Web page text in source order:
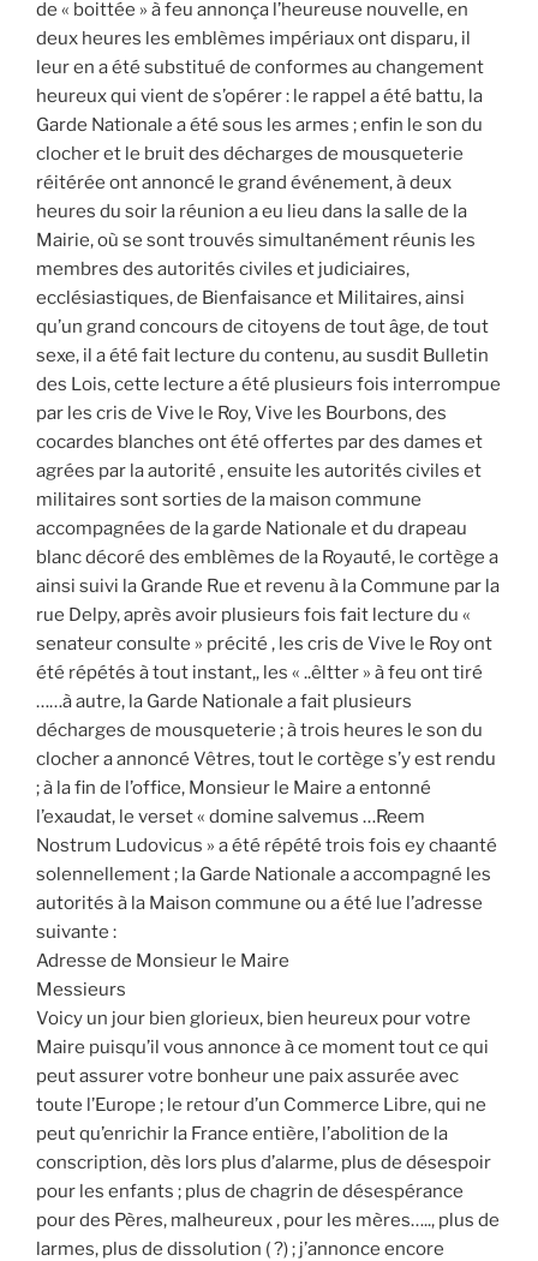
de « boittée » à feu annonça l’heureuse nouvelle, en
deux heures les emblèmes impériaux ont disparu, il
leur en a été substitué de conformes au changement
heureux qui vient de s’opérer : le rappel a été battu, la
Garde Nationale a été sous les armes ; enfin le son du
clocher et le bruit des décharges de mousqueterie
réitérée ont annoncé le grand événement, à deux
heures du soir la réunion a eu lieu dans la salle de la
Mairie, où se sont trouvés simultanément réunis les
membres des autorités civiles et judiciaires,
ecclésiastiques, de Bienfaisance et Militaires, ainsi
qu’un grand concours de citoyens de tout âge, de tout
sexe, il a été fait lecture du contenu, au susdit Bulletin
des Lois, cette lecture a été plusieurs fois interrompue
par les cris de Vive le Roy, Vive les Bourbons, des
cocardes blanches ont été offertes par des dames et
agrées par la autorité , ensuite les autorités civiles et
militaires sont sorties de la maison commune
accompagnées de la garde Nationale et du drapeau
blanc décoré des emblèmes de la Royauté, le cortège a
ainsi suivi la Grande Rue et revenu à la Commune par la
rue Delpy, après avoir plusieurs fois fait lecture du «
senateur consulte » précité , les cris de Vive le Roy ont
été répétés à tout instant,, les « ..êltter » à feu ont tiré
……à autre, la Garde Nationale a fait plusieurs
décharges de mousqueterie ; à trois heures le son du
clocher a annoncé Vêtres, tout le cortège s’y est rendu
; à la fin de l’office, Monsieur le Maire a entonné
l’exaudat, le verset « domine salvemus …Reem
Nostrum Ludovicus » a été répété trois fois ey chaanté
solennellement ; la Garde Nationale a accompagné les
autorités à la Maison commune ou a été lue l’adresse
suivante :
Adresse de Monsieur le Maire
Messieurs
Voicy un jour bien glorieux, bien heureux pour votre
Maire puisqu’il vous annonce à ce moment tout ce qui
peut assurer votre bonheur une paix assurée avec
toute l’Europe ; le retour d’un Commerce Libre, qui ne
peut qu’enrichir la France entière, l’abolition de la
conscription, dès lors plus d’alarme, plus de désespoir
pour les enfants ; plus de chagrin de désespérance
pour des Pères, malheureux , pour les mères….., plus de
larmes, plus de dissolution ( ?) ; j’annonce encore